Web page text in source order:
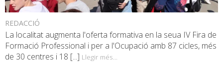
REDACCIÓ
La localitat augmenta l'oferta formativa en la seua IV Fira de
Formació Professional i per a l'Ocupació amb 87 cicles, més
de 30 centres i 18 [...] Llegir més...